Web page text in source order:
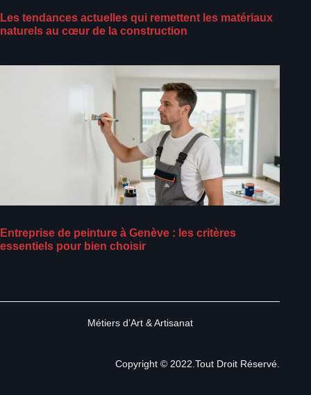
Les tendances actuelles qui remettent les matériaux
naturels au cœur de la construction
Entreprise de peinture à Genève : les critères
essentiels pour bien choisir
Métiers d’Art & Artisanat
Copyright © 2022.Tout Droit Réservé.